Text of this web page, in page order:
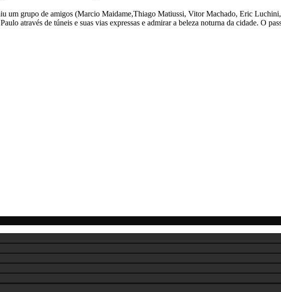
um grupo de amigos (Marcio Maidame,Thiago Matiussi, Vitor Machado, Eric
através de túneis e suas vias expressas e admirar a beleza noturna da cidade. O